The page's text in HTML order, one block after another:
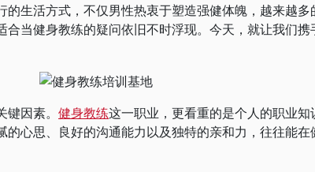
生活方式，不仅男性热衷于塑造强健体魄，越来越多
当健身教练的疑问依旧不时浮现。今天，就让我们
因素。 健身教练这一职业，更看重的是个人的职业知
心思、良好的沟通能力以及独特的亲和力，往往能